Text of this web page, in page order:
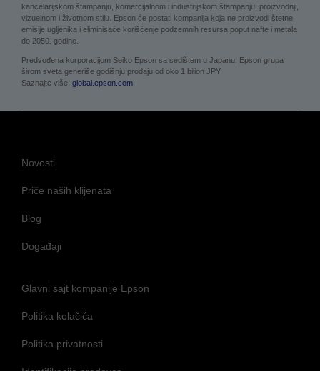
kancelarijskom štampanju, komercijalnom i industrijskom štampanju, proizvodnji,
vizuelnom i životnom stilu. Epson će postati kompanija koja ne proizvodi štetne
emisije ugljenika i eliminisaće korišćenje podzemnih resursa poput nafte i metala
do 2050. godine.
Predvođena korporacijom Seiko Epson sa sedištem u Japanu, Epson grupa
širom sveta generiše godišnju prodaju od oko 1 bilion JPY.
Saznajte više: global.epson.com
Novosti
Priče naših klijenata
Blog
Događaji
Glavni sajt kompanije Epson
Politika kolačića
Politika privatnosti